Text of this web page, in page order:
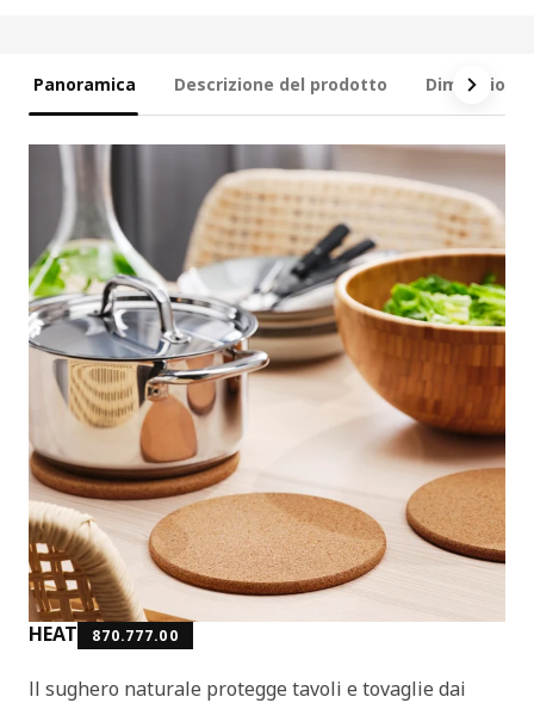
Panoramica Descrizione del prodotto Dimensioni
HEAT 870.777.00
Il sughero naturale protegge tavoli e tovaglie dai